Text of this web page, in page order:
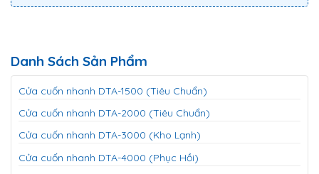
Danh Sách Sản Phẩm
Cửa cuốn nhanh DTA-1500 (Tiêu Chuẩn)
Cửa cuốn nhanh DTA-2000 (Tiêu Chuẩn)
Cửa cuốn nhanh DTA-3000 (Kho Lạnh)
Cửa cuốn nhanh DTA-4000 (Phục Hồi)